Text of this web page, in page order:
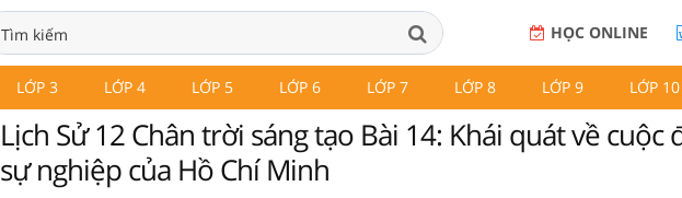
HỌC ONLINE
LỚP 3 LỚP 4 LỚP 5 LỚP 6 LỚP 7 LỚP 8 LỚP 9 LỚP 10
Lịch Sử 12 Chân trời sáng tạo Bài 14: Khái quát về cuộc
sự nghiệp của Hồ Chí Minh